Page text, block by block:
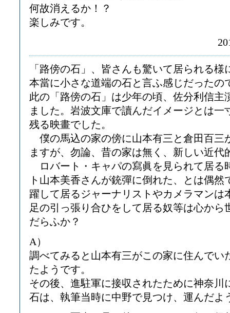
何故消えるか！？
楽しみです。
「路傍の石」、皆さんも驚いて居られる
本當に小さな道端の石と言ふ感じだったの
此の「路傍の石」は少年の頃、佐分利信主
ました。岩波文庫で讀んだイメージとは一
残る映畫でした。
僕の馬込の家の傍に山本有三と倉田百三
ますが、勿論、昔の家は無く、新しい近代
ロバート・キャパの寫眞を見られて居る
ト山本美香さんが銃彈に倒れた、とは偶
躍して居るジャーナリストやカメラマンは
足の引っ張り合ひをして居る奴等は心から
だらふか？
A）
調べてみると山本有三がこの家に住んでい
たようです。
その後、進駐軍に接収されたために神奈川
石は、執筆当時に中野で見つけ、運んだよ